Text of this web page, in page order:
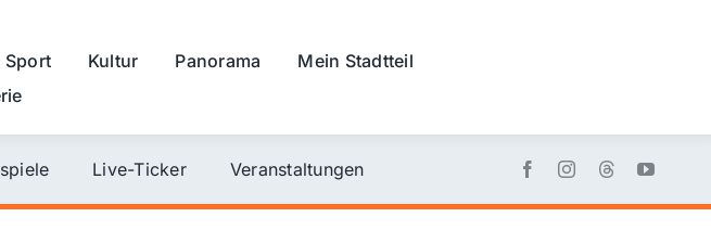
Sport Kultur Panorama
Mein Stadtteil
Live-Ticker Veranstaltungen